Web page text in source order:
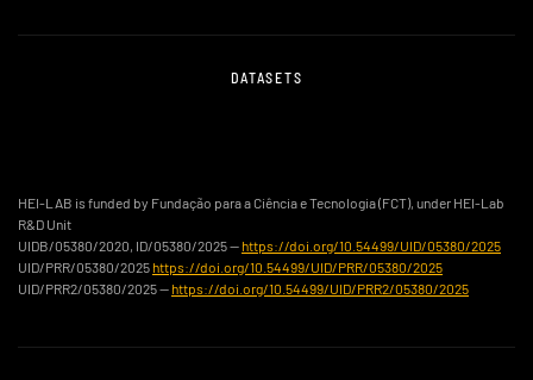
DATASETS
HEI-LAB is funded by Fundação para a Ciência e Tecnologia (FCT), under HEI-Lab
R&D Unit
UIDB/05380/2020, ID/05380/2025 — https://doi.org/10.54499/UID/05380/2025
UID/PRR/05380/2025 https://doi.org/10.54499/UID/PRR/05380/2025
UID/PRR2/05380/2025 — https://doi.org/10.54499/UID/PRR2/05380/2025